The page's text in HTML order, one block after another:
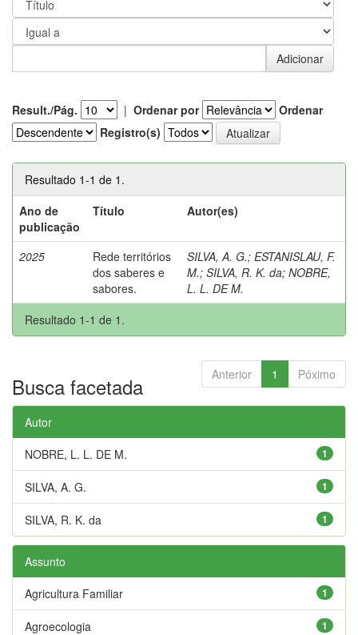
Result./Pág. | Ordenar por
Ordenar
Registro(s)
Resultado 1-1 de 1.
Ano de
publicação
Título Autor(es)
2025
Rede territórios
dos saberes e
sabores.
SILVA, A. G.; ESTANISLAU, F.
M.; SILVA, R. K. da; NOBRE,
L. L. DE M.
Resultado 1-1 de 1.
Anterior 1 Póximo
Busca facetada
Autor
1
NOBRE, L. L. DE M.
1
SILVA, A. G.
1
SILVA, R. K. da
Assunto
1
Agricultura Familiar
1
Agroecologia